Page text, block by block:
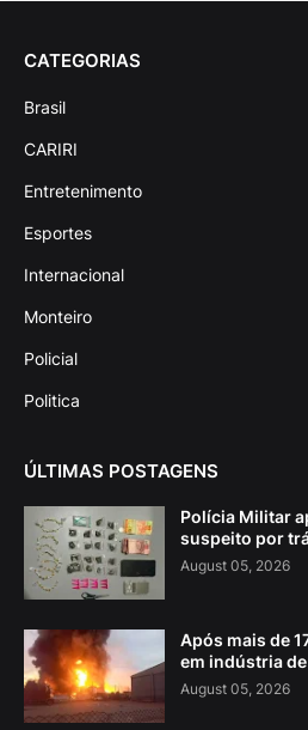
CATEGORIAS
Brasil
CARIRI
Entretenimento
Esportes
Internacional
Monteiro
Policial
Politica
ÚLTIMAS POSTAGENS
Polícia Militar
suspeito por
August 05, 2026
Após mais de
em indústria de
August 05, 2026